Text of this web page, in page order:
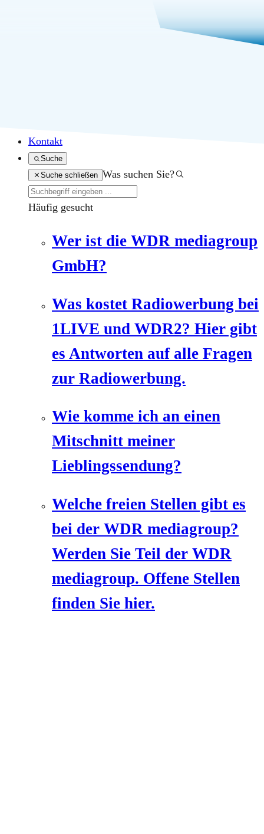
Kontakt
Suche
Suche schließen Was suchen Sie?
Häufig gesucht
Wer ist die WDR mediagroup
GmbH?
Was kostet Radiowerbung bei
1LIVE und WDR2? Hier gibt
es Antworten auf alle Fragen
zur Radiowerbung.
Wie komme ich an einen
Mitschnitt meiner
Lieblingssendung?
Welche freien Stellen gibt es
bei der WDR mediagroup?
Werden Sie Teil der WDR
mediagroup. Offene Stellen
finden Sie hier.